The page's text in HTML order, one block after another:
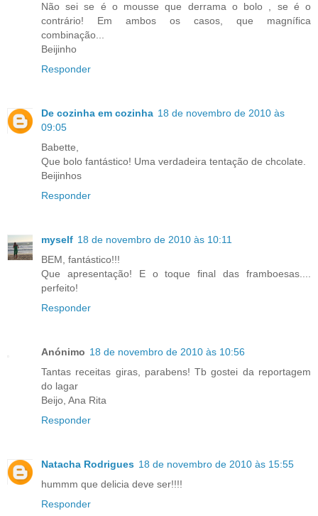
Não sei se é o mousse que derrama o bolo , se é o
contrário! Em ambos os casos, que magnífica
combinação...
Beijinho
Responder
De cozinha em cozinha 18 de novembro de 2010 às
09:05
Babette,
Que bolo fantástico! Uma verdadeira tentação de chcolate.
Beijinhos
Responder
myself 18 de novembro de 2010 às 10:11
BEM, fantástico!!!
Que apresentação! E o toque final das framboesas....
perfeito!
Responder
Anónimo 18 de novembro de 2010 às 10:56
Tantas receitas giras, parabens! Tb gostei da reportagem
do lagar
Beijo, Ana Rita
Responder
Natacha Rodrigues 18 de novembro de 2010 às 15:55
hummm que delicia deve ser!!!!
Responder